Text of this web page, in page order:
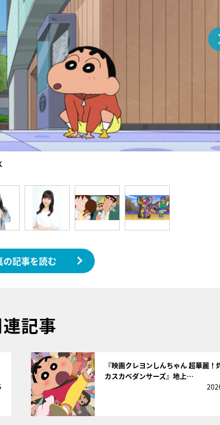
の記事を読む
記事
『映画クレヨンしんちゃん 超華麗！
カスカベダンサーズ』地上…
『アイ＝ラブ！げーみ
E齋藤樹愛羅＆佐々木舞